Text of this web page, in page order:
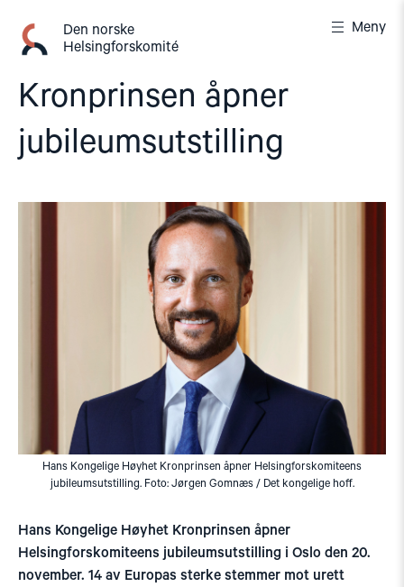
innhold
Den norske
Helsingforskomité
Meny
Kronprinsen åpner
jubileumsutstilling
Hans Kongelige Høyhet Kronprinsen åpner Helsingforskomiteens
jubileumsutstilling. Foto: Jørgen Gomnæs / Det kongelige hoff.
Hans Kongelige Høyhet Kronprinsen åpner
Helsingforskomiteens jubileumsutstilling i Oslo den 20.
november. 14 av Europas sterke stemmer mot urett